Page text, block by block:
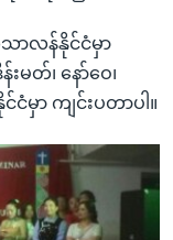
သာလန်နိုင်ငံမှာ
းမတ်၊ နော်ဝေ၊
မှာ ကျင်းပတာပါ။